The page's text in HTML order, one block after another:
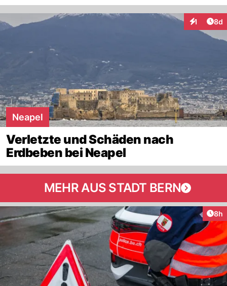
1 8d
Neapel
Verletzte und Schäden nach
Erdbeben bei Neapel
MEHR AUS STADT BERN
8h